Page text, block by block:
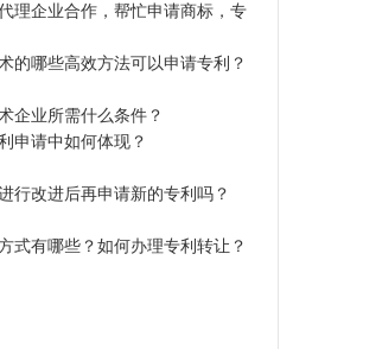
理企业合作，帮忙申请商标，专
的哪些高效方法可以申请专利？
企业所需什么条件？
申请中如何体现？
行改进后再申请新的专利吗？
式有哪些？如何办理专利转让？